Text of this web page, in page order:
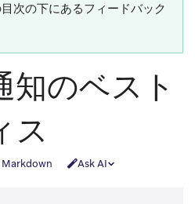
次の下にあるフィードバック
知のベスト
ス
Markdown Ask AI